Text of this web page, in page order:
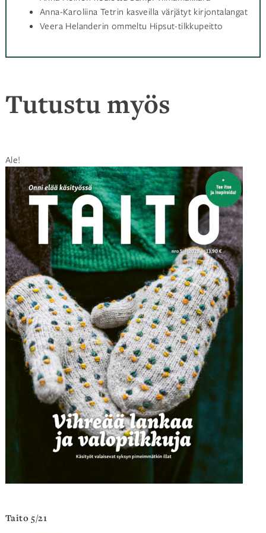
Anna-Karoliina Tetrin kasveilla värjätyt kirjontalangat
Veera Helanderin ommeltu Hipsut-tilkkupeitto
Tutustu myös
Ale!
Taito 5/21